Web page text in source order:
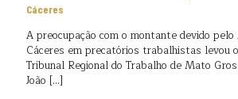
Cáceres
A preocupação com o montante devido
Cáceres em precatórios trabalhistas levou
Tribunal Regional do Trabalho de Mato
João […]